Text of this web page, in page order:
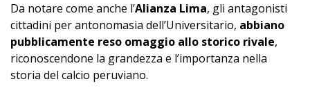
Da notare come anche l’Alianza Lima, gli antagonisti
cittadini per antonomasia dell’Universitario, abbiano
pubblicamente reso omaggio allo storico rivale,
riconoscendone la grandezza e l’importanza nella
storia del calcio peruviano.